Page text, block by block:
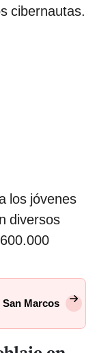
cibernautas.
los jóvenes
diversos
Marcos